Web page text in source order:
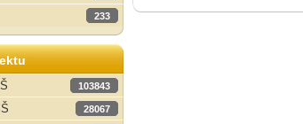
233
103843
28067